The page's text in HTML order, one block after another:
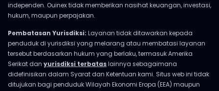
independen. Ouinex tidak memberikan nasihat keuangan, investasi,
hukum, maupun perpajakan.
Pembatasan Yurisdiksi: Layanan tidak ditawarkan kepada
penduduk di yurisdiksi yang melarang atau membatasi layanan
tersebut berdasarkan hukum yang berlaku, termasuk Amerika
Serikat dan yurisdiksi terbataslainnya sebagaimana
didefinisikan dalam Syarat dan Ketentuan kami. Situs web ini tidak
ditujukan bagi penduduk Wilayah Ekonomi Eropa (EEA) maupun